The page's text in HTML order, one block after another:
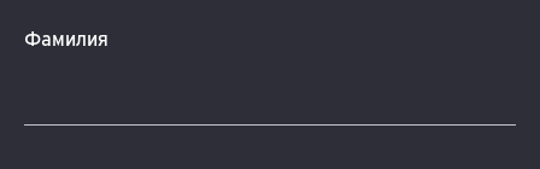
Фамилия